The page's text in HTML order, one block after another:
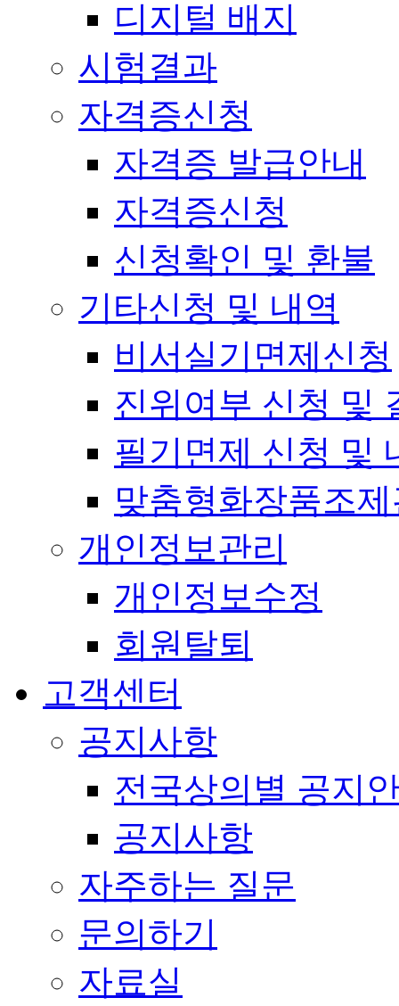
디지털 배지
시험결과
자격증신청
자격증 발급안내
자격증신청
신청확인 및 환불
기타신청 및 내역
비서실기면제신청
진위여부 신청 및
필기면제 신청 및
맞춤형화장품조
개인정보관리
개인정보수정
회원탈퇴
고객센터
공지사항
전국상의별 공지
공지사항
자주하는 질문
문의하기
자료실